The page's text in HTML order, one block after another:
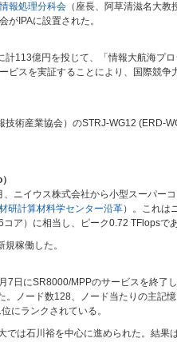
報処理分科会（座長、阿草清滋名大教
がIPAに設置された。
113億円を投じて、「情報大航海プ
ビスを実証することにより、国際競
術産業協会）のSTRJ-WG12 (ERD-
ニイウス株式会社から小型スーパー
研計算材料学センター沿革）。これは
ア）に相当し、ピーク0.72 TFlopsで
稼働した。
7日にSR8000/MPPのサービスを終了
。ノード数128、ノード当たりの主記
にランクされている。
では石川裕を中心に進められた。結果